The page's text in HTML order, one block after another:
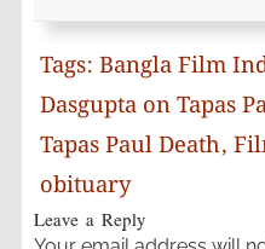
Tags: Bangla Film
Dasgupta on Tapas
Tapas Paul Death,
obituary
Leave a Reply